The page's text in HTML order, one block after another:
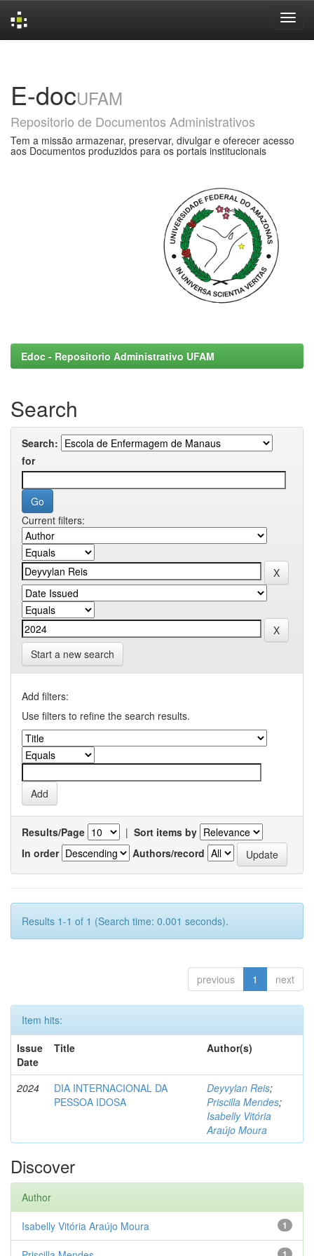
E-docUFAM
Repositorio de Documentos Administrativos
Tem a missão armazenar, preservar, divulgar e oferecer acesso
aos Documentos produzidos para os portais institucionais
Edoc - Repositorio Administrativo UFAM
Search
Search:
for
Current filters:
Start a new search
Add filters:
Use filters to refine the search results.
Results/Page | Sort items by
In order
Authors/record
Results 1-1 of 1 (Search time: 0.001 seconds).
previous 1 next
Item hits:
Issue
Date
Title Author(s)
2024
DIA INTERNACIONAL DA
PESSOA IDOSA
Deyvylan Reis;
Priscilla Mendes;
Isabelly Vitória
Araújo Moura
Discover
Author
1
Isabelly Vitória Araújo Moura